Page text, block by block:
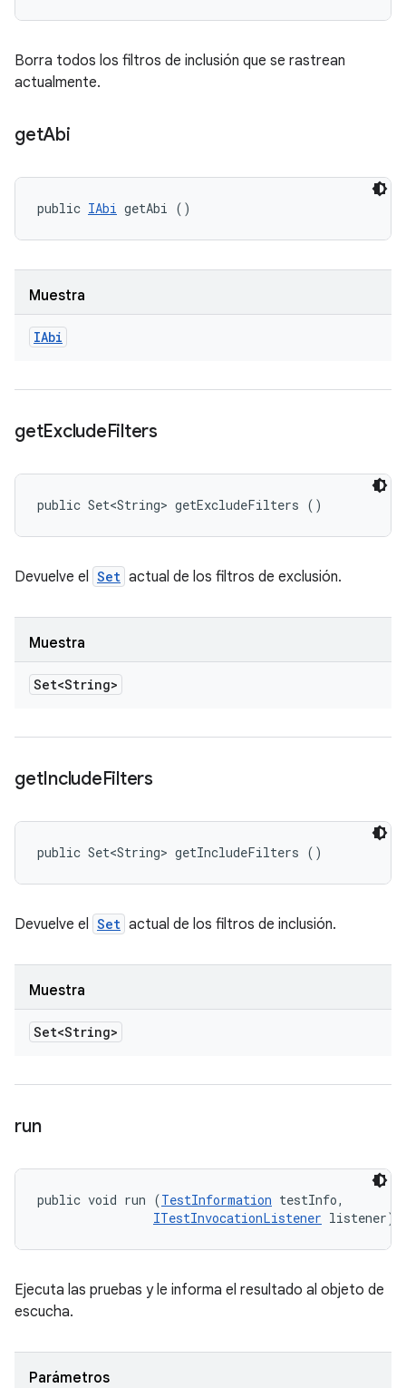
Borra todos los filtros de inclusión que se rastrean
actualmente.
getAbi
public IAbi getAbi ()
Muestra
IAbi
getExcludeFilters
public Set<String> getExcludeFilters ()
Devuelve el Set actual de los filtros de exclusión.
Muestra
Set<String>
getIncludeFilters
public Set<String> getIncludeFilters ()
Devuelve el Set actual de los filtros de inclusión.
Muestra
Set<String>
run
public void run (TestInformation testInfo,
ITestInvocationListener listener)
Ejecuta las pruebas y le informa el resultado al objeto de
escucha.
Parámetros